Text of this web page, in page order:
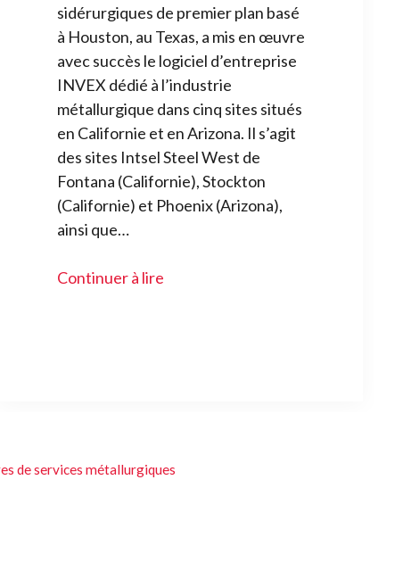
sidérurgiques de premier plan basé
à Houston, au Texas, a mis en œuvre
avec succès le logiciel d’entreprise
INVEX dédié à l’industrie
métallurgique dans cinq sites situés
en Californie et en Arizona. Il s’agit
des sites Intsel Steel West de
Fontana (Californie), Stockton
(Californie) et Phoenix (Arizona),
ainsi que…
Continuer à lire
de services métallurgiques